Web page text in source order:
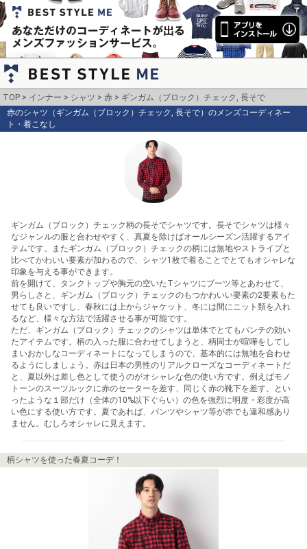
TOP インナー シャツ 赤
ギンガム（ブロック）チェック, 長そで
赤のシャツ（ギンガム（ブロック）チェック, 長そで）のメンズコーディネー
ト・着こなし
ギンガム（ブロック）チェック柄の長そでシャツです。長そでシャツは様々
なジャンルの服と合わせやすく、真夏を除けばオールシーズン活躍するアイ
テムです。またギンガム（ブロック）チェックの柄には無地やストライプと
比べてかわいい要素が加わるので、シャツ1枚で着ることでとてもオシャレな
印象を与える事ができます。
前を開けて、タンクトップや胸元の空いたTシャツにブーツ等とあわせて、
男らしさと、ギンガム（ブロック）チェックのもつかわいい要素の2要素もた
せても良いですし、春秋には上からジャケット、冬には間にニット類を入れ
るなど、様々な方法で活躍させる事が可能です。
ただ、ギンガム（ブロック）チェックのシャツは単体でとてもパンチの効い
たアイテムです。柄の入った服に合わせてしまうと、柄同士が喧嘩をしてし
まいおかしなコーディネートになってしまうので、基本的には無地を合わせ
るようにしましょう。赤は日本の男性のリアルクローズなコーディネートだ
と、夏以外は差し色として使うのがオシャレな色の使い方です。例えばモノ
トーンのスーツルックに赤のセーターを差す、同じく赤の靴下を差す、とい
ったような１部だけ（全体の10%以下ぐらい）の色を強烈に明度・彩度が高
い色にする使い方です。夏であれば、パンツやシャツ等が赤でも違和感あり
ません。むしろオシャレに見えます。
柄シャツを使った春夏コーデ！